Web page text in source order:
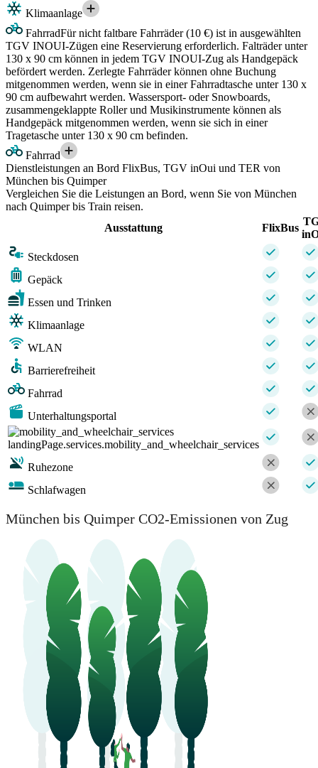
Klimaanlage
FahrradFür nicht faltbare Fahrräder (10 €) ist in ausgewählten
TGV INOUI-Zügen eine Reservierung erforderlich. Falträder unter
130 x 90 cm können in jedem TGV INOUI-Zug als Handgepäck
befördert werden. Zerlegte Fahrräder können ohne Buchung
mitgenommen werden, wenn sie in einer Fahrradtasche unter 130 x
90 cm aufbewahrt werden. Wassersport- oder Snowboards,
zusammengeklappte Roller und Musikinstrumente können als
Handgepäck mitgenommen werden, wenn sie sich in einer
Tragetasche unter 130 x 90 cm befinden.
Fahrrad
Dienstleistungen an Bord FlixBus, TGV inOui und TER von
München bis Quimper
Vergleichen Sie die Leistungen an Bord, wenn Sie von München
nach Quimper bis Train reisen.
Ausstattung
FlixBus
Steckdosen
Gepäck
Essen und Trinken
Klimaanlage
WLAN
Barrierefreiheit
Fahrrad
Unterhaltungsportal
landingPage.services.mobility_and_wheelchair_services
Ruhezone
Schlafwagen
München bis Quimper CO2-Emissionen von Zug